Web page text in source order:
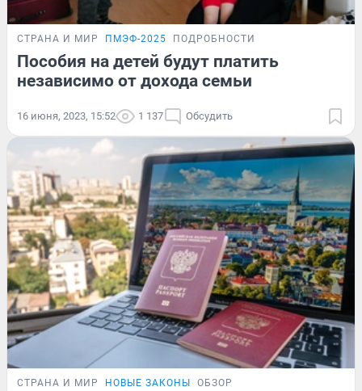
СТРАНА И МИР ПМЭФ-2025 ПОДРОБНОСТИ
Пособия на детей будут платить
независимо от дохода семьи
16 июня, 2023, 15:52 1 137 Обсудить
СТРАНА И МИР НОВЫЕ ЗАКОНЫ ОБЗОР